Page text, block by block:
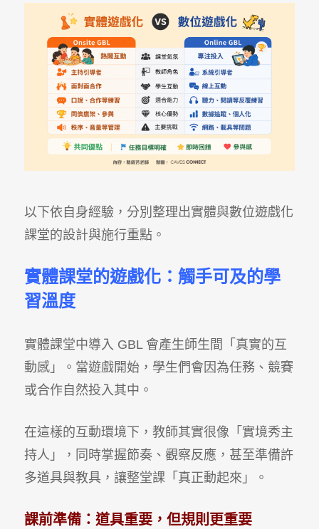
以下依自身經驗，分別整理出實體與數位遊戲化
課堂的設計與施行重點。
實體課堂的遊戲化：觸手可及的學
習溫度
實體課堂中導入 GBL 會產生師生間「真實的互
動感」。當遊戲開始，學生們會因為任務、競賽
或合作自然投入其中。
在這樣的互動環境下，教師其實很像「實境秀主
持人」，同時掌握節奏、觀察反應，甚至準備許
多道具與教具，讓整堂課「真正動起來」。
課前準備：道具重要，但規則更重要